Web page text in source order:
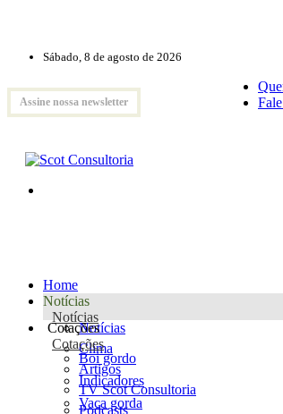
Sábado, 8 de agosto de 2026
Assine nossa newsletter
Home
Notícias
Notícias
Notícias
Clima
Artigos
TV Scot Consultoria
Podcasts
Cotações
Cotações
Boi gordo
Indicadores
Vaca gorda